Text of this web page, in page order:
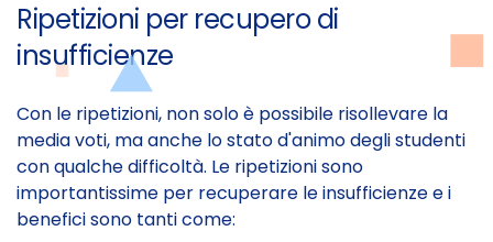
Ripetizioni per recupero di
insufficienze
Con le ripetizioni, non solo è possibile risollevare la
media voti, ma anche lo stato d'animo degli studenti
con qualche difficoltà. Le ripetizioni sono
importantissime per recuperare le insufficienze e i
benefici sono tanti come: